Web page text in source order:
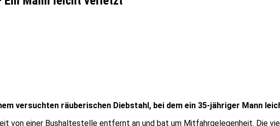
versuchten räuberischen Diebstahl, bei dem ein 35-jähriger Mann
von einer Bushaltestelle entfernt an und bat um Mitfahrgelegenheit. Die